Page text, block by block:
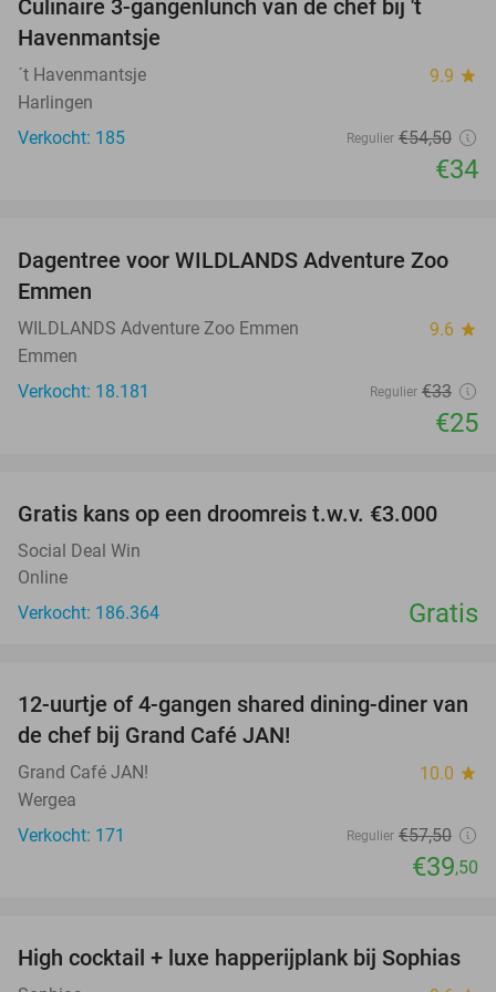
Culinaire 3-gangenlunch van de chef bij 't
Havenmantsje
´t Havenmantsje 9.9 star
Harlingen
Verkocht: 185
Regulier €54,50
€34
24%
Dagentree voor WILDLANDS Adventure Zoo
Emmen
WILDLANDS Adventure Zoo Emmen 9.6 star
Emmen
Verkocht: 18.181
Regulier €33
€25
Gratis kans op een droomreis t.w.v. €3.000
Social Deal Win
Online
Verkocht: 186.364
Gratis
31%
12-uurtje of 4-gangen shared dining-diner van
de chef bij Grand Café JAN!
Grand Café JAN! 10.0 star
Wergea
Verkocht: 171
Regulier €57,50
€39,50
37%
High cocktail + luxe happerijplank bij Sophias